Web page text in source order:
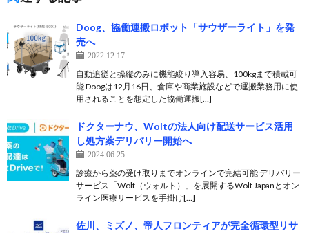
Doog、協働運搬ロボット「サウザーライト」を発
売へ
2022.12.17
自動追従と操縦のみに機能絞り導入容易、100kgまで積載可
能 Doogは12月16日、倉庫や商業施設などで運搬業務用に使
用されることを想定した協働運搬[…]
ドクターナウ、Woltの法人向け配送サービス活用
し処方薬デリバリー開始へ
2024.06.25
診療から薬の受け取りまでオンラインで完結可能 デリバリー
サービス「Wolt（ウォルト）」を展開するWolt Japanとオン
ライン医療サービスを手掛け[…]
佐川、ミズノ、帝人フロンティアが完全循環型リサ